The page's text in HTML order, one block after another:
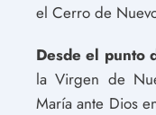
el Cerro de
Desde el punto
la Virgen de
María ante Dios